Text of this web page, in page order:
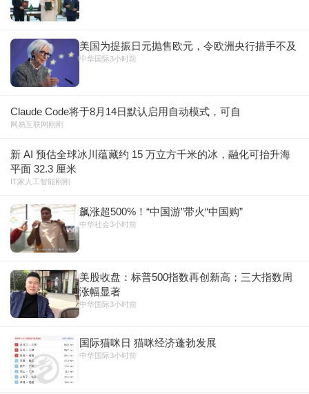
美国为提振日元抛售欧元，令欧洲央行措手不及
中华国际3小时前
Claude Code将于8月14日默认启用自动模式，可自
网易互联网刚刚
新 AI 预估全球冰川蕴藏约 15 万立方千米的冰，融化可抬升海
平面 32.3 厘米
IT家人工智能刚刚
飙涨超500%！“中国游”带火“中国购”
中华社会3小时前
美股收盘：标普500指数再创新高；三大指数周
涨幅显著
中华国际3小时前
国际猫咪日 猫咪经济蓬勃发展
中华国际3小时前